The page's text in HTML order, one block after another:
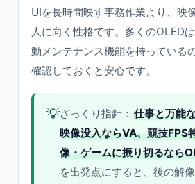
UIを長時間映す事務作業より、映
人に向く性格です。多くのOLED
動メンテナンス機能を持っている
確認しておくと安心です。
💡ざっくり指針： 仕事と万能
映像没入ならVA、競技FPS
像・ゲームに振り切るなら
を出発点にすると、後の解